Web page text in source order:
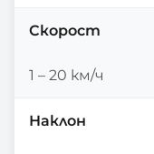
Скорост
1 – 20 км/ч
Наклон